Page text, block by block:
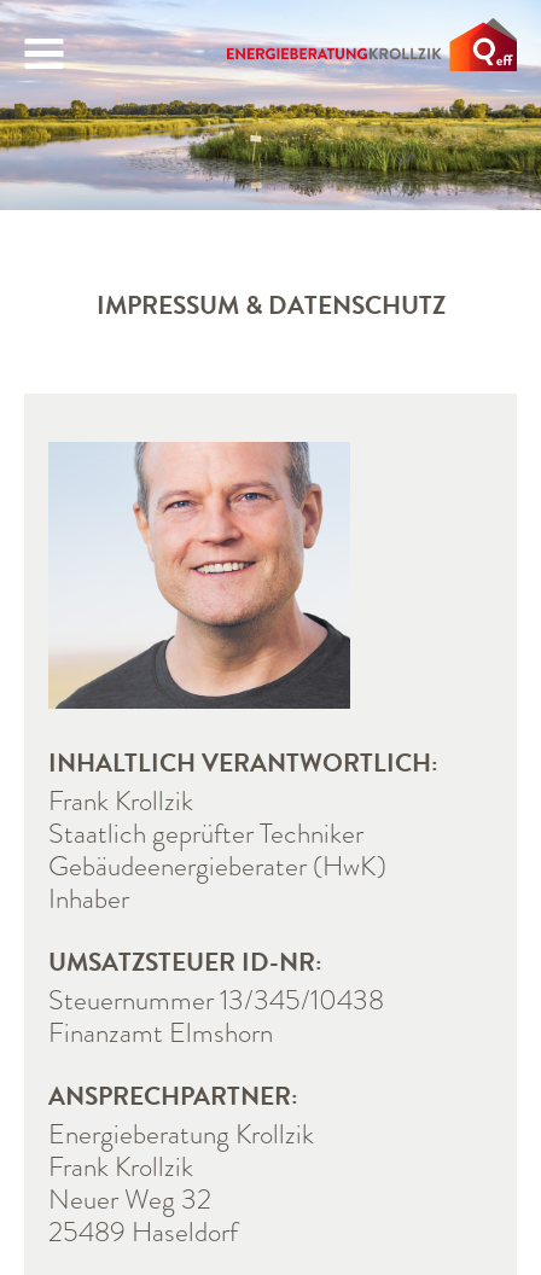
PROFIL
ZERTIFIZIERUNGEN
NICHTWOHNGEBÄUDE
REFERENZEN
WOHNGEBÄUDE
NICHTWOHNGEBÄUDE
NEWS
IMPRESSUM & DATENSCHUTZ
INHALTLICH VERANTWORTLICH:
Frank Krollzik
Staatlich geprüfter Techniker
Gebäudeenergieberater (HwK)
Inhaber
UMSATZSTEUER ID-NR:
Steuernummer 13/345/10438
Finanzamt Elmshorn
ANSPRECHPARTNER:
Energieberatung Krollzik
Frank Krollzik
Neuer Weg 32
25489 Haseldorf